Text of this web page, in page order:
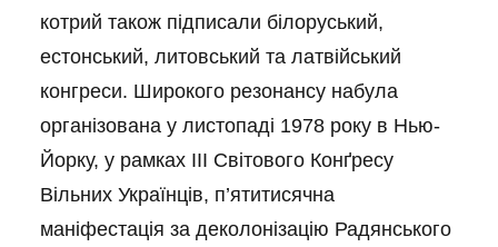
котрий також підписали білоруський,
естонський, литовський та латвійський
конгреси. Широкого резонансу набула
організована у листопаді 1978 року в Нью-
Йорку, у рамках III Світового Конґресу
Вільних Українців, п’ятитисячна
маніфестація за деколонізацію Радянського